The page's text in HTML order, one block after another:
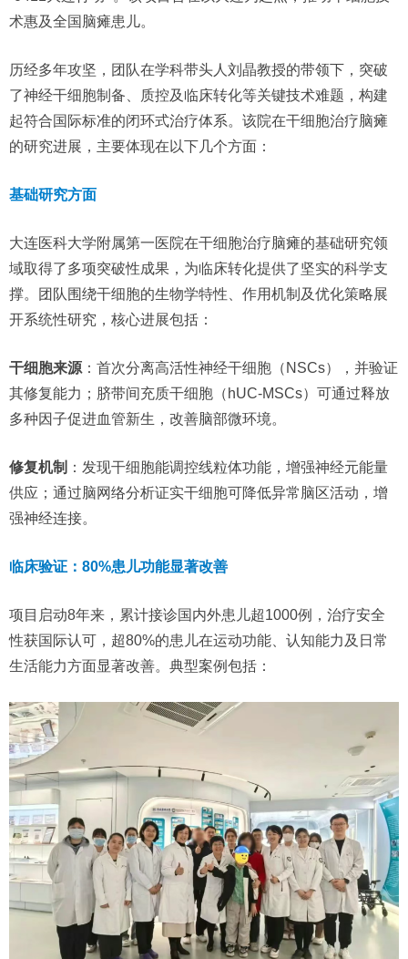
术惠及全国脑瘫患儿。
历经多年攻坚，团队在学科带头人刘晶教授的带领下，突破
了神经干细胞制备、质控及临床转化等关键技术难题，构建
起符合国际标准的闭环式治疗体系。该院在干细胞治疗脑瘫
的研究进展，主要体现在以下几个方面：
基础研究方面
大连医科大学附属第一医院在干细胞治疗脑瘫的基础研究领
域取得了多项突破性成果，为临床转化提供了坚实的科学支
撑。团队围绕干细胞的生物学特性、作用机制及优化策略展
开系统性研究，核心进展包括：
干细胞来源 ：首次分离高活性神经干细胞（NSCs），并验证
其修复能力；脐带间充质干细胞（hUC-MSCs）可通过释放
多种因子促进血管新生，改善脑部微环境。
修复机制 ：发现干细胞能调控线粒体功能，增强神经元能量
供应；通过脑网络分析证实干细胞可降低异常脑区活动，增
强神经连接。
临床验证：80%患儿功能显著改善
项目启动8年来，累计接诊国内外患儿超1000例，治疗安全
性获国际认可，超80%的患儿在运动功能、认知能力及日常
生活能力方面显著改善。典型案例包括：